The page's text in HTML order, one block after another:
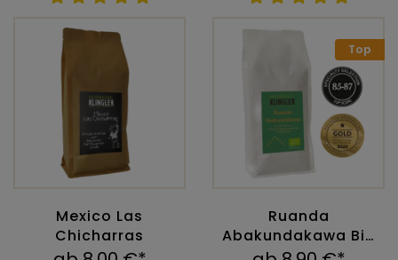
Mexico Las
Chicharras
Top
Ruanda
Abakundakawa Bio
Arabica